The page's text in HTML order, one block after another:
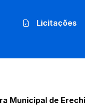
Licitações
Municipal de